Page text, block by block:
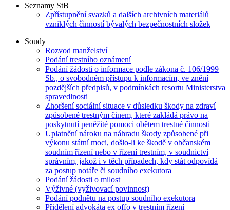
Seznamy StB
Zpřístupnění svazků a dalších archivních materiálů
vzniklých činností bývalých bezpečnostních složek
Soudy
Rozvod manželství
Podání trestního oznámení
Podání žádosti o informace podle zákona č. 106/1999
Sb., o svobodném přístupu k informacím, ve znění
pozdějších předpisů, v podmínkách resortu Ministerstva
spravedlnosti
Zhoršení sociální situace v důsledku škody na zdraví
způsobené trestným činem, které zakládá právo na
poskytnutí peněžité pomoci obětem trestné činnosti
Uplatnění nároku na náhradu škody způsobené při
výkonu státní moci, došlo-li ke škodě v občanském
soudním řízení nebo v řízení trestním, v soudnictví
správním, jakož i v těch případech, kdy stát odpovídá
za postup notáře či soudního exekutora
Podání žádosti o milost
Výživné (vyživovací povinnost)
Podání podnětu na postup soudního exekutora
Přidělení advokáta ex offo v trestním řízení